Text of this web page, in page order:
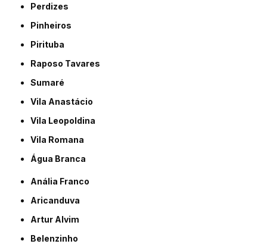
Perdizes
Pinheiros
Pirituba
Raposo Tavares
Sumaré
Vila Anastácio
Vila Leopoldina
Vila Romana
Água Branca
Anália Franco
Aricanduva
Artur Alvim
Belenzinho